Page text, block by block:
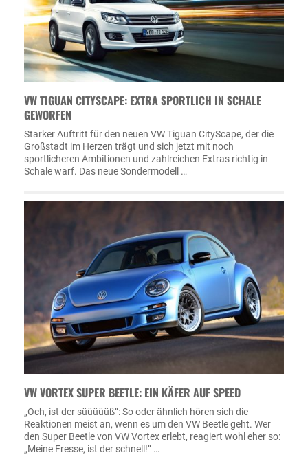
VW TIGUAN CITYSCAPE: EXTRA SPORTLICH IN SCHALE
GEWORFEN
Starker Auftritt für den neuen VW Tiguan CityScape, der die
Großstadt im Herzen trägt und sich jetzt mit noch
sportlicheren Ambitionen und zahlreichen Extras richtig in
Schale warf. Das neue Sondermodell …
VW VORTEX SUPER BEETLE: EIN KÄFER AUF SPEED
„Och, ist der süüüüüß“: So oder ähnlich hören sich die
Reaktionen meist an, wenn es um den VW Beetle geht. Wer
den Super Beetle von VW Vortex erlebt, reagiert wohl eher so:
„Meine Fresse, ist der schnell!“ …